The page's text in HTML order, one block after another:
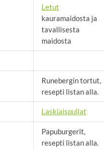
Letut
kauramaidosta ja
tavallisesta
maidosta
Runebergin tortut,
resepti listan alla.
Laskiaispullat
Papuburgerit,
resepti listan alla.